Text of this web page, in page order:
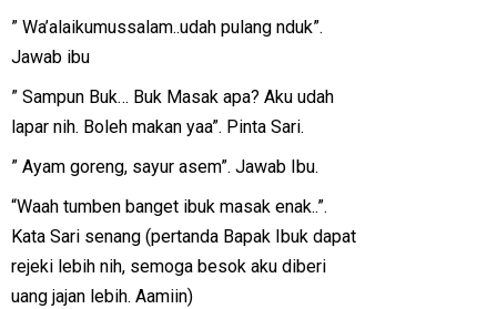
” Wa’alaikumussalam..udah pulang nduk”.
Jawab ibu
” Sampun Buk… Buk Masak apa? Aku udah
lapar nih. Boleh makan yaa”. Pinta Sari.
” Ayam goreng, sayur asem”. Jawab Ibu.
“Waah tumben banget ibuk masak enak..”.
Kata Sari senang (pertanda Bapak Ibuk dapat
rejeki lebih nih, semoga besok aku diberi
uang jajan lebih. Aamiin)